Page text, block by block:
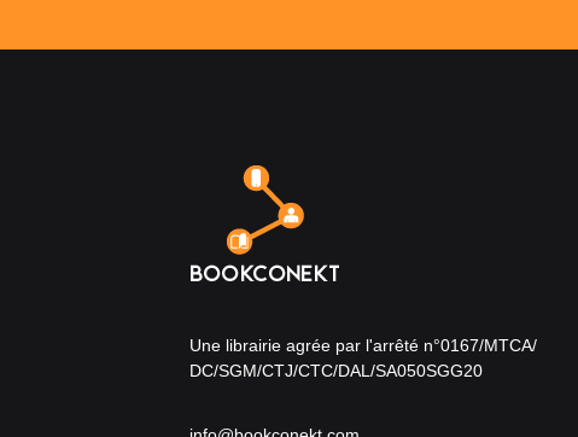
Une librairie agrée par l'arrêté n°0167/MTCA/
DC/SGM/CTJ/CTC/DAL/SA050SGG20